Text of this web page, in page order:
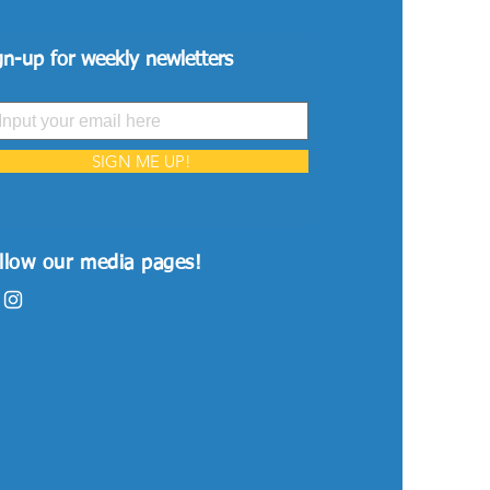
up for weekly newletters
SIGN ME UP!
our media pages!